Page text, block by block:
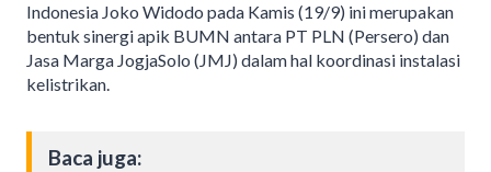
Indonesia Joko Widodo pada Kamis (19/9) ini merupakan
bentuk sinergi apik BUMN antara PT PLN (Persero) dan
Jasa Marga JogjaSolo (JMJ) dalam hal koordinasi instalasi
kelistrikan.
Baca juga: